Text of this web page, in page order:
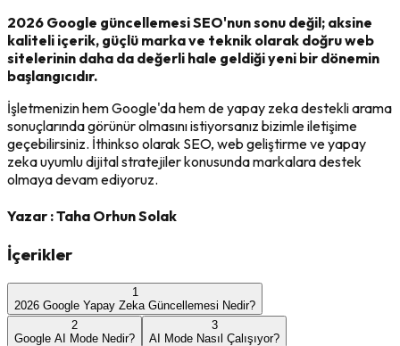
2026 Google güncellemesi SEO'nun sonu değil; aksine
kaliteli içerik, güçlü marka ve teknik olarak doğru web
sitelerinin daha da değerli hale geldiği yeni bir dönemin
başlangıcıdır.
İşletmenizin hem Google'da hem de yapay zeka destekli arama
sonuçlarında görünür olmasını istiyorsanız bizimle iletişime
geçebilirsiniz. İthinkso olarak SEO, web geliştirme ve yapay
zeka uyumlu dijital stratejiler konusunda markalara destek
olmaya devam ediyoruz.
Yazar :Taha Orhun Solak
İçerikler
1
2026 Google Yapay Zeka Güncellemesi Nedir?
2
Google AI Mode Nedir?
3
AI Mode Nasıl Çalışıyor?